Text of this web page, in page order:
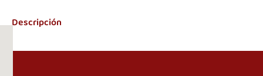
Descripción